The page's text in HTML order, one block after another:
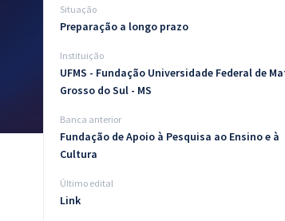
Situação
Preparação a longo prazo
Instituição
UFMS - Fundação Universidade Federal de
Grosso do Sul - MS
Banca anterior
Fundação de Apoio à Pesquisa ao Ensino e à
Cultura
Último edital
Link